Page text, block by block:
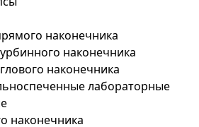
наконечника
наконечника
наконечника
лабораторные
наконечника